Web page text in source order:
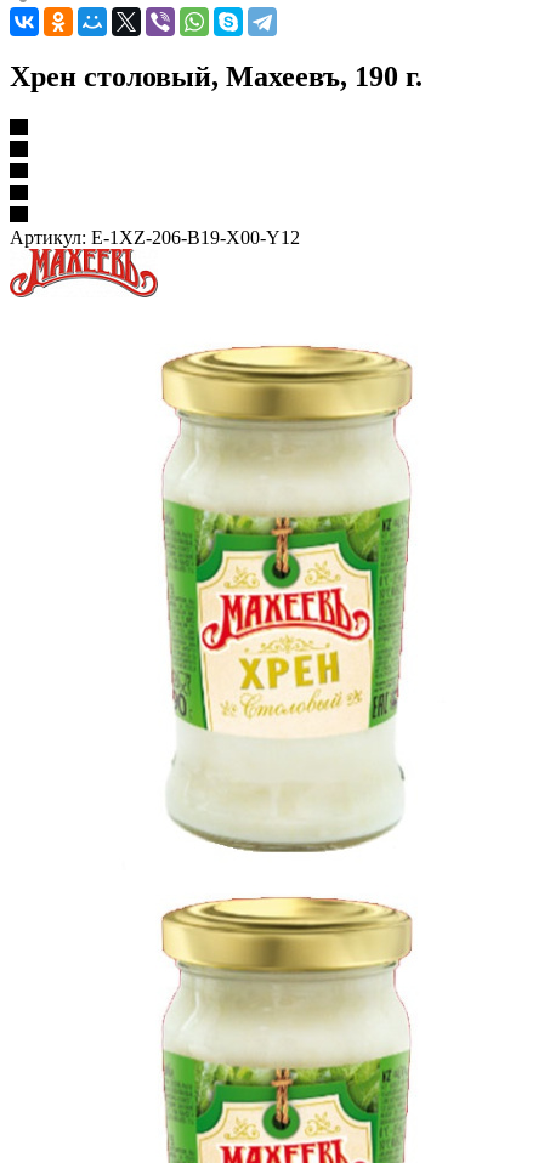
Хрен столовый, Махеевъ, 190 г.
Артикул: E-1XZ-206-B19-X00-Y12